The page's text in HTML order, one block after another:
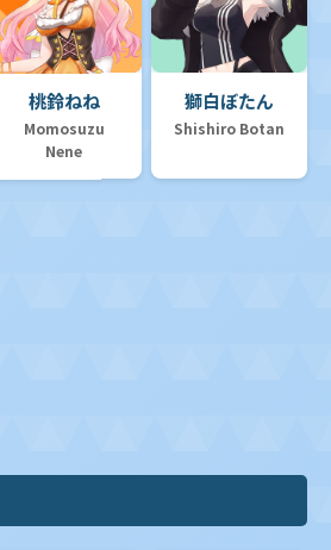
桃鈴ねね
Momosuzu
Nene
獅白ぼたん
Shishiro Botan